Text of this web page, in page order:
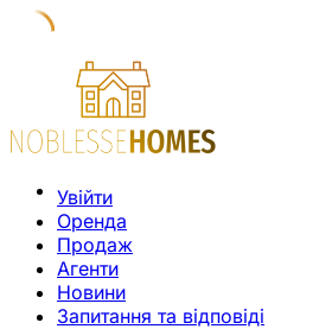
Увійти
Оренда
Продаж
Агенти
Новини
Запитання та відповіді